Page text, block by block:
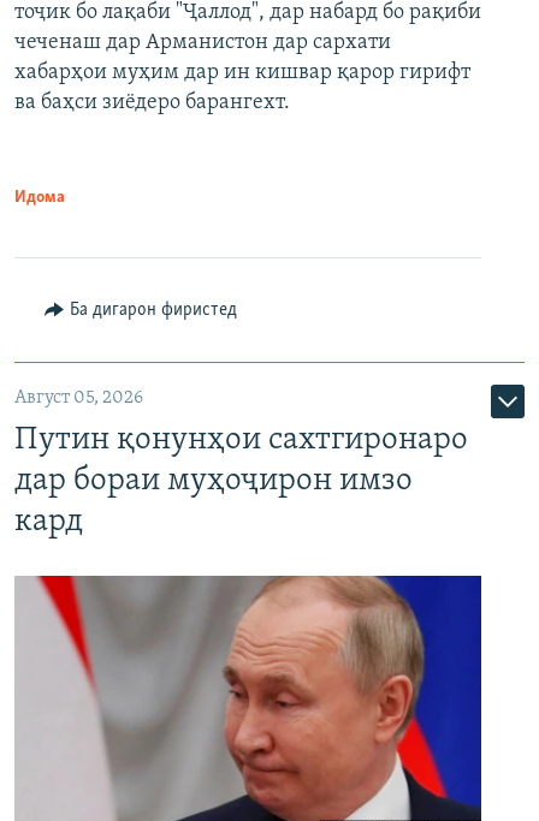
Auto 240p 360p 480p
720p 1080p
480p
тоҷик бо лақаби "Ҷаллод", дар набард бо рақиби
чеченаш дар Арманистон дар сархати
хабарҳои муҳим дар ин кишвар қарор гирифт
ва баҳси зиёдеро барангехт.
Идома
Ба дигарон фиристед
Август 05, 2026
Путин қонунҳои сахтгиронаро
дар бораи муҳоҷирон имзо
кард